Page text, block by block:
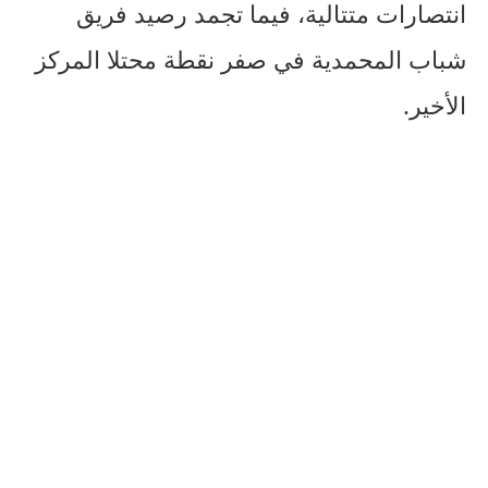
انتصارات متتالية، فيما تجمد رصيد فريق
شباب المحمدية في صفر نقطة محتلا المركز
الأخير.